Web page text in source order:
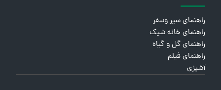
راهنمای سیر وسفر
راهنمای خانه شیک
راهنمای گل و گیاه
راهنمای فیلم
آشپزی